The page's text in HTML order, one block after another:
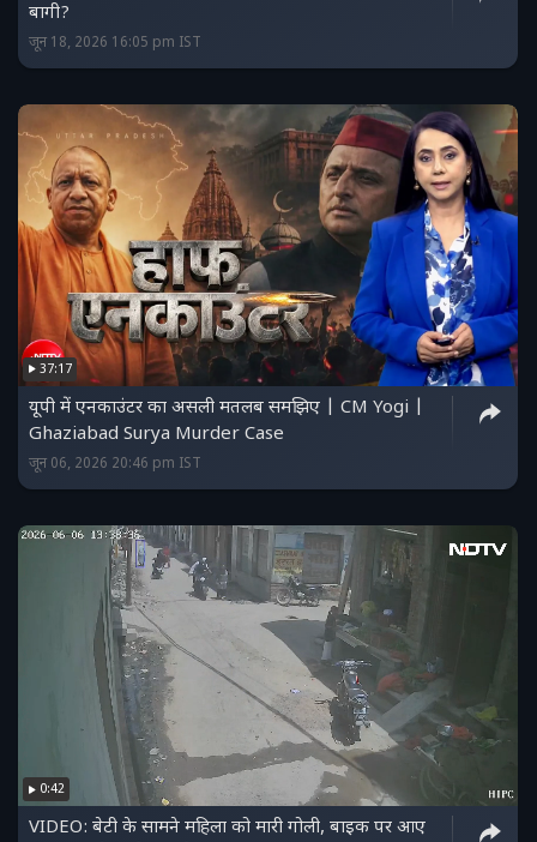
बागी?
जून 18, 2026 16:05 pm IST
37:17
यूपी में एनकाउंटर का असली मतलब समझिए | CM Yogi |
Ghaziabad Surya Murder Case
जून 06, 2026 20:46 pm IST
0:42
VIDEO: बेटी के सामने महिला को मारी गोली, बाइक पर आए